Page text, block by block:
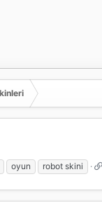
oyun robot skini